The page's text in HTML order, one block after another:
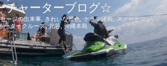
チャーターブログ☆
ージの出来事 きれいな景色 ケラマ諸島,スノーケリン
ータークルーズ,北谷 沖縄本島